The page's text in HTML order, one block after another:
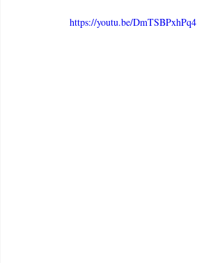
https://youtu.be/DmTSBPxhPq4